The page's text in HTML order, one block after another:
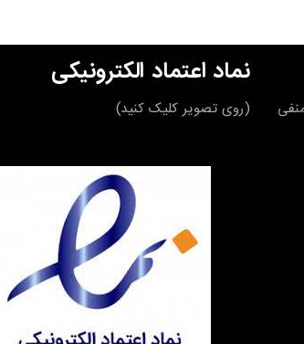
منفی
نماد اعتماد الکترونیکی
(روی تصویر کلیک کنید)